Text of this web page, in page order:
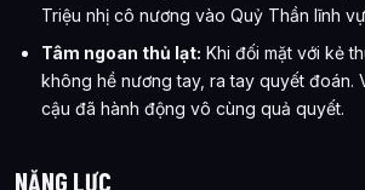
Triệu nhị cô nương vào Quỷ Thần lĩnh
Tâm ngoan thủ lạt: Khi đối mặt với kẻ
không hề nương tay, ra tay quyết đoán.
cậu đã hành động vô cùng quả quyết.
NĂNG LỰC